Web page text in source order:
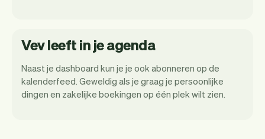
Vev leeft in je agenda
Naast je dashboard kun je je ook abonneren op de
kalenderfeed. Geweldig als je graag je persoonlijke
dingen en zakelijke boekingen op één plek wilt zien.